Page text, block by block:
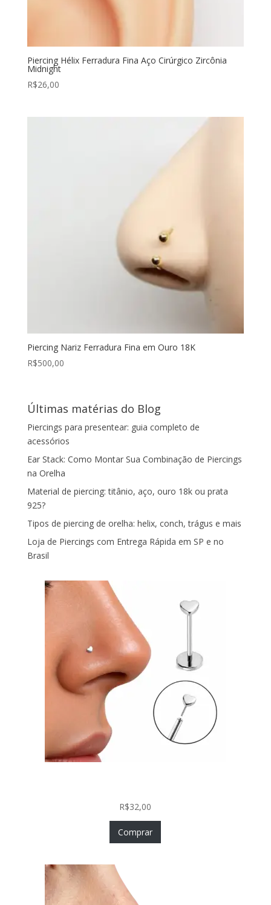
Piercing Hélix Ferradura Fina Aço Cirúrgico Zircônia
Midnight
R$26,00
Piercing Nariz Ferradura Fina em Ouro 18K
R$500,00
Últimas matérias do Blog
Piercings para presentear: guia completo de
acessórios
Ear Stack: Como Montar Sua Combinação de Piercings
na Orelha
Material de piercing: titânio, aço, ouro 18k ou prata
925?
Tipos de piercing de orelha: helix, conch, trágus e mais
Loja de Piercings com Entrega Rápida em SP e no
Brasil
R$32,00
Comprar